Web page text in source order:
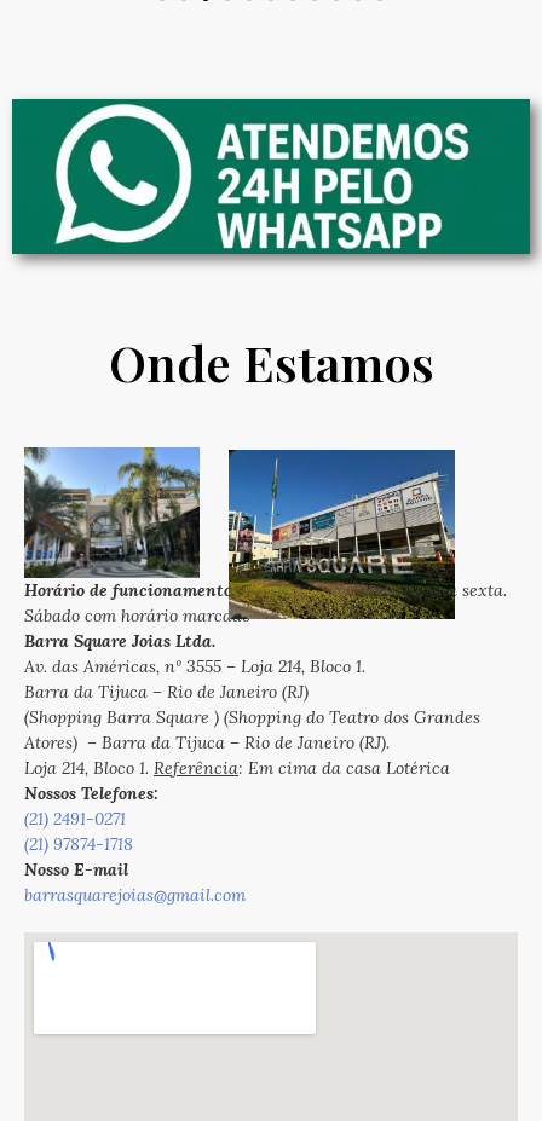
Onde Estamos
Horário de funcionamento:das 10h às 18h de segunda a sexta.
Sábado com horário marcado
Barra Square Joias Ltda.
Av. das Américas, nº 3555 – Loja 214, Bloco 1.
Barra da Tijuca – Rio de Janeiro (RJ)
(Shopping Barra Square ) (Shopping do Teatro dos Grandes
Atores) – Barra da Tijuca – Rio de Janeiro (RJ).
Loja 214, Bloco 1. Referência: Em cima da casa Lotérica
Nossos Telefones:
(21) 2491-0271
(21) 97874-1718
Nosso E-mail
barrasquarejoias@gmail.com